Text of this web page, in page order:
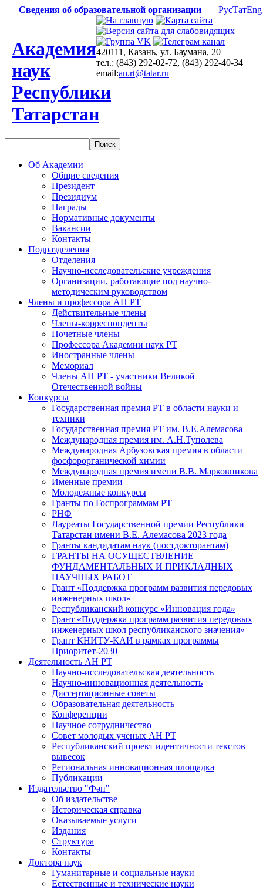
Сведения об образовательной организации РусТатEng
Академия
наук
Республики
Татарстан
420111, Казань, ул. Баумана, 20
тел.: (843) 292-02-72, (843) 292-40-34
email:an.rt@tatar.ru
Об Академии
Общие сведения
Президент
Президиум
Награды
Нормативные документы
Вакансии
Контакты
Подразделения
Отделения
Научно-исследовательские учреждения
Организации, работающие под научно-
методическим руководством
Члены и профессора АН РТ
Действительные члены
Члены-корреспонденты
Почетные члены
Профессора Академии наук РТ
Иностранные члены
Мемориал
Члены АН РТ - участники Великой
Отечественной войны
Конкурсы
Государственная премия РТ в области науки и
техники
Государственная премия РТ им. В.Е.Алемасова
Международная премия им. А.Н.Туполева
Международная Арбузовская премия в области
фосфорорганической химии
Международная премия имени В.В. Марковникова
Именные премии
Молодёжные конкурсы
Гранты по Госпрограммам РТ
РНФ
Лауреаты Государственной премии Республики
Татарстан имени В.Е. Алемасова 2023 года
Гранты кандидатам наук (постдокторантам)
ГРАНТЫ НА ОСУЩЕСТВЛЕНИЕ
ФУНДАМЕНТАЛЬНЫХ И ПРИКЛАДНЫХ
НАУЧНЫХ РАБОТ
Грант «Поддержка программ развития передовых
инженерных школ»
Республиканский конкурс «Инновация года»
Грант «Поддержка программ развития передовых
инженерных школ республиканского значения»
Грант КНИТУ-КАИ в рамках программы
Приоритет-2030
Деятельность АН РТ
Научно-исследовательская деятельность
Научно-инновационная деятельность
Диссертационные советы
Образовательная деятельность
Конференции
Научное сотрудничество
Совет молодых учёных АН РТ
Республиканский проект идентичности текстов
вывесок
Региональная инновационная площадка
Публикации
Издательство "Фән"
Об издательстве
Историческая справка
Оказываемые услуги
Издания
Структура
Контакты
Доктора наук
Гуманитарные и социальные науки
Естественные и технические науки